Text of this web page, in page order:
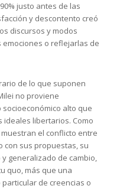
justo antes de las
y descontento creó
discursos y modos
emociones o reflejarlas de
de lo que suponen
no proviene
alto que
libertarios. Como
el conflicto entre
con sus propuestas, su
generalizado de cambio,
quo, más que una
de creencias o